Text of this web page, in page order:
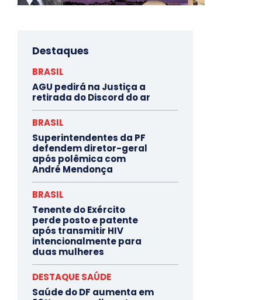
Destaques
BRASIL
AGU pedirá na Justiça a
retirada do Discord do ar
BRASIL
Superintendentes da PF
defendem diretor-geral
após polêmica com
André Mendonça
BRASIL
Tenente do Exército
perde posto e patente
após transmitir HIV
intencionalmente para
duas mulheres
DESTAQUE SAÚDE
Saúde do DF aumenta em